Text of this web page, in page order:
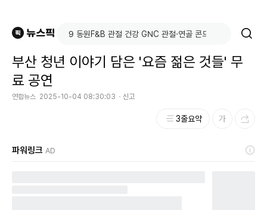
부산 청년 이야기 담은 '요즘 젊은 것들' 무
료 공연
연합뉴스 2025-10-04 08:30:03 신고
3줄요약
파워링크 AD